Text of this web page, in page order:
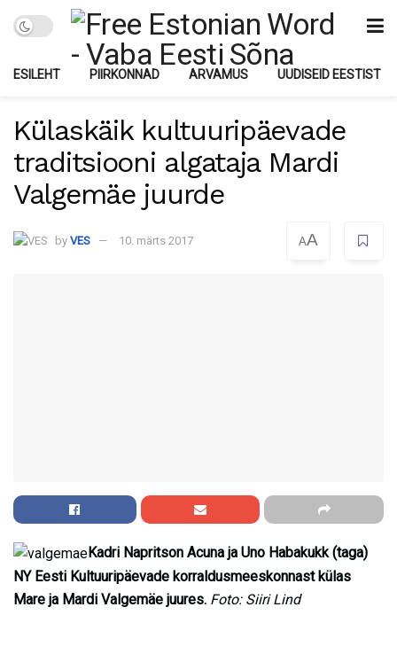
ESILEHT PIIRKONNAD ARVAMUS UUDISEID EESTIST
Külaskäik kultuuripäevade
traditsiooni algataja Mardi
Valgemäe juurde
by VES 10. märts 2017 AA
Kadri Napritson Acuna ja Uno Habakukk (taga)
NY Eesti Kultuuripäevade korraldusmeeskonnast külas
Mare ja Mardi Valgemäe juures. Foto: Siiri Lind